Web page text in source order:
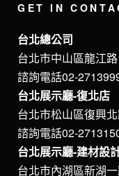
GET IN
台北總公司
台北市中山區龍江
諮詢電話02-
台北展示廳-復北店
台北市松山區復興
諮詢電話02-
台北展示廳-建材設
台北市內湖區新湖